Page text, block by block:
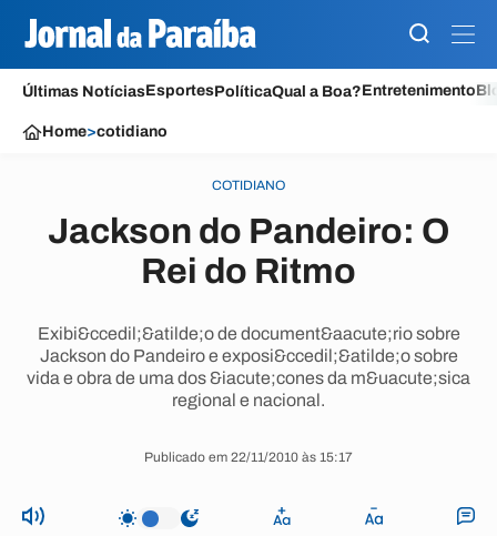
Últimas NotíciasEsportesPolíticaQual a Boa?Entretenimento
Home>cotidiano
COTIDIANO
Jackson do Pandeiro: O
Rei do Ritmo
Exibi&ccedil;&atilde;o de document&aacute;rio sobre
Jackson do Pandeiro e exposi&ccedil;&atilde;o sobre
vida e obra de uma dos &iacute;cones da m&uacute;sica
regional e nacional.
Publicado em 22/11/2010 às 15:17